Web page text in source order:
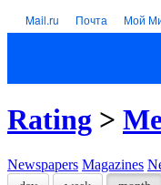
Mail.ru Почта Мой
Rating >
Newspapers Magazines